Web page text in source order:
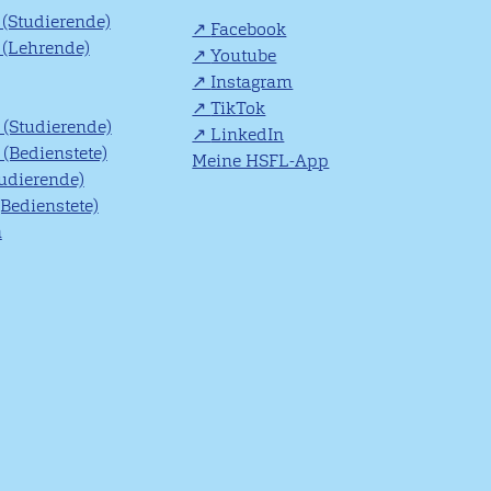
Facebook
Youtube
Instagram
TikTok
LinkedIn
Meine HSFL-App